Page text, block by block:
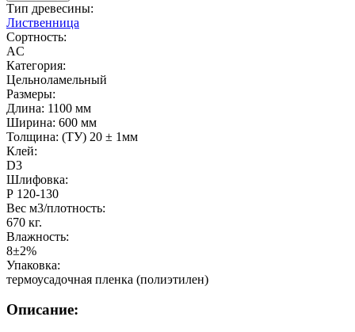
Тип древесины:
Лиственница
Сортность:
AC
Категория:
Цельноламельный
Размеры:
Длина: 1100 мм
Ширина: 600 мм
Толщина: (ТУ) 20 ± 1мм
Клей:
D3
Шлифовка:
Р 120-130
Вес м3/плотность:
670 кг.
Влажность:
8±2%
Упаковка:
термоусадочная пленка (полиэтилен)
Описание: